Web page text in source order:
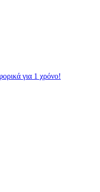
για 1 χρόνο!